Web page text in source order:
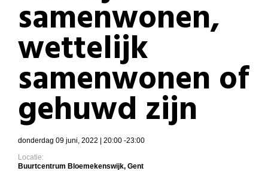
samenwonen,
wettelijk
samenwonen of
gehuwd zijn
donderdag 09 juni, 2022 | 20:00 -23:00
Locatie:
Buurtcentrum Bloemekenswijk, Gent